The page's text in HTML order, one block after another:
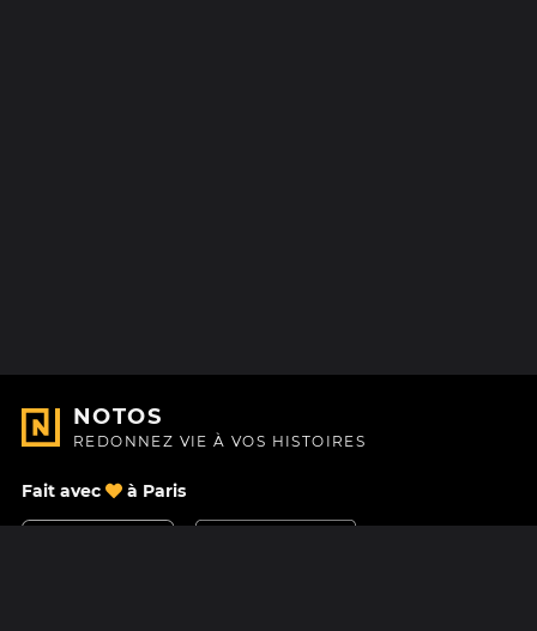
NOTOS
REDONNEZ VIE À VOS HISTOIRES
Fait avec à Paris